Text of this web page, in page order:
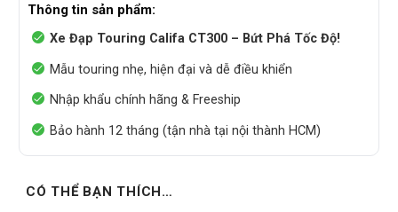
Thông tin sản phẩm:
Xe Đạp Touring Califa CT300 – Bứt Phá Tốc Độ!
Mẫu touring nhẹ, hiện đại và dễ điều khiển
Nhập khẩu chính hãng & Freeship
Bảo hành 12 tháng (tận nhà tại nội thành HCM)
CÓ THỂ BẠN THÍCH…